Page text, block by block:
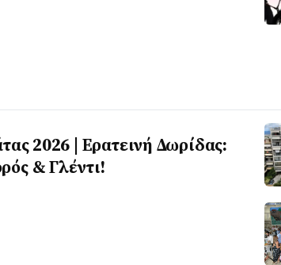
2026 | Ερατεινή Δωρίδας:
& Γλέντι!